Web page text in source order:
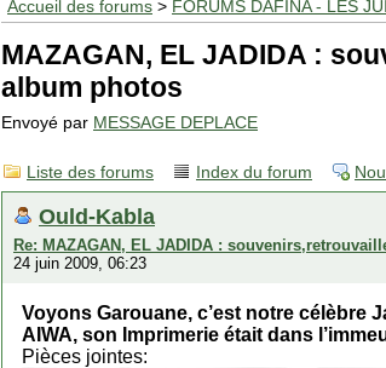
Accueil des forums > FORUMS DAFINA - LES
MAZAGAN, EL JADIDA :
album photos
Envoyé par MESSAGE DEPLACE
Liste des forums Index du forum
Ould-Kabla
Re: MAZAGAN, EL JADIDA :
24 juin 2009, 06:23
Voyons Garouane, c’est notre célèbre
AIWA, son Imprimerie était dans
Pièces jointes: